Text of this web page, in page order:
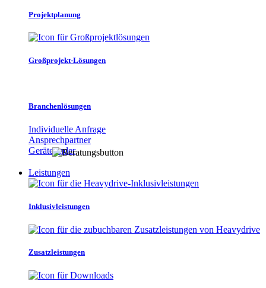
Projektplanung
Großprojekt-Lösungen
Branchenlösungen
Individuelle Anfrage
Ansprechpartner
Gerätefinder
Leistungen
Inklusivleistungen
Zusatzleistungen